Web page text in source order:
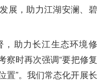
展，助力江湖安澜、碧
助力长江生态环境修
察时再次强调“要把修复
置”。我们常态化开展长